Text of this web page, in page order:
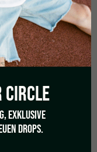
CIRCLE
EXKLUSIVE
DROPS.